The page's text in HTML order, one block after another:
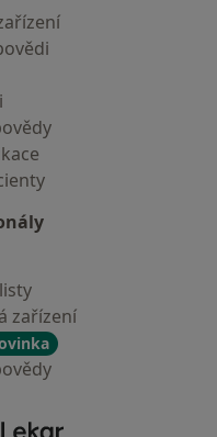
zařízení
- Hlavní stránka